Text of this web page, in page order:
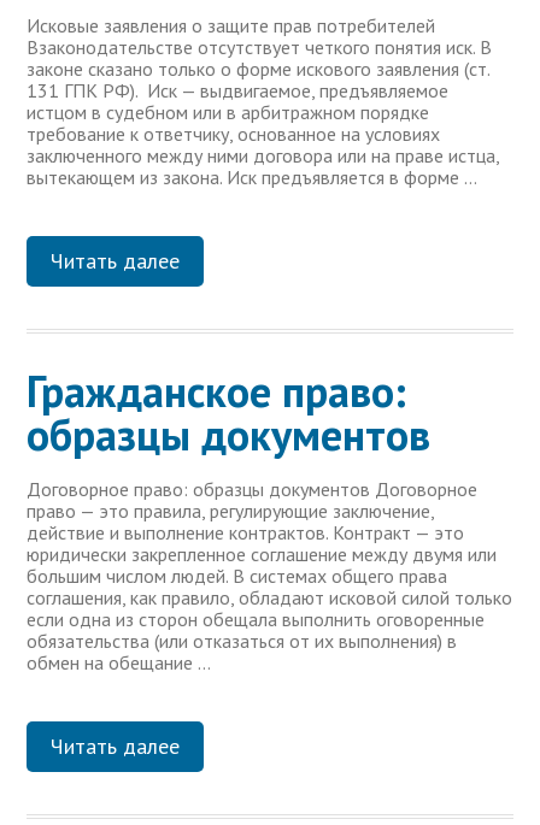
Исковые заявления о защите прав потребителей
Взаконодательстве отсутствует четкого понятия иск. В
законе сказано только о форме искового заявления (ст.
131 ГПК РФ). Иск — выдвигаемое, предъявляемое
истцом в судебном или в арбитражном порядке
требование к ответчику, основанное на условиях
заключенного между ними договора или на праве истца,
вытекающем из закона. Иск предъявляется в форме …
Читать далее
Гражданское право:
образцы документов
Договорное право: образцы документов Договорное
право — это правила, регулирующие заключение,
действие и выполнение контрактов. Контракт — это
юридически закрепленное соглашение между двумя или
большим числом людей. В системах общего права
соглашения, как правило, обладают исковой силой только
если одна из сторон обещала выполнить оговоренные
обязательства (или отказаться от их выполнения) в
обмен на обещание …
Читать далее